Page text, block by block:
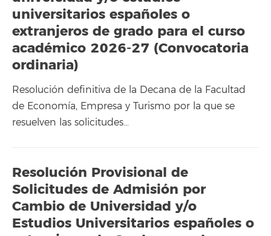
universitarios españoles o
extranjeros de grado para el curso
académico 2026-27 (Convocatoria
ordinaria)
Resolución definitiva de la Decana de la Facultad
de Economía, Empresa y Turismo por la que se
resuelven las solicitudes…
Resolución Provisional de
Solicitudes de Admisión por
Cambio de Universidad y/o
Estudios Universitarios españoles o